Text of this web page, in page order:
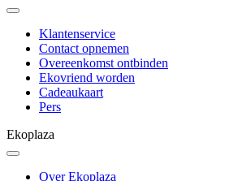
Klantenservice
Contact opnemen
Overeenkomst ontbinden
Ekovriend worden
Cadeaukaart
Pers
Ekoplaza
Over Ekoplaza